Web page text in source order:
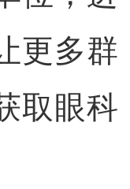
更多群
取眼科